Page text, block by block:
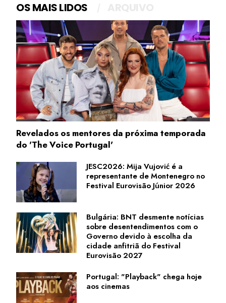
OS MAIS LIDOS
Revelados os mentores da próxima temporada
do 'The Voice Portugal'
JESC2026: Mija Vujović é a
representante de Montenegro no
Festival Eurovisão Júnior 2026
Bulgária: BNT desmente notícias
sobre desentendimentos com o
Governo devido à escolha da
cidade anfitriã do Festival
Eurovisão 2027
Portugal: "Playback" chega hoje
aos cinemas